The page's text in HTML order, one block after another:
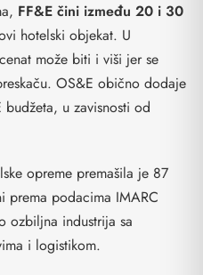
FF&E čini između 20 i 30
hotelski objekat. U
može biti i viši jer se
OS&E obično dodaje
u zavisnosti od
opreme premašila je 87
podacima IMARC
ozbiljna industrija sa
i logistikom.